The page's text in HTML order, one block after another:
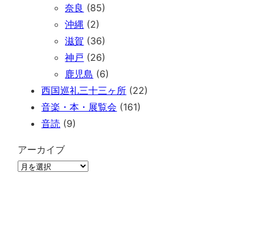
奈良 (85)
沖縄 (2)
滋賀 (36)
神戸 (26)
鹿児島 (6)
西国巡礼三十三ヶ所 (22)
音楽・本・展覧会 (161)
音読 (9)
アーカイブ